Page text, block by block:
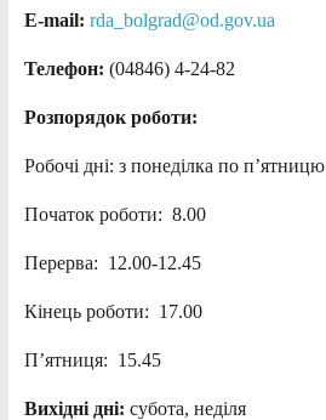
E-mail: rda_bolgrad@od.gov.ua
Телефон: (04846) 4-24-82
Розпорядок роботи:
Робочі дні: з понеділка по п’ятницю
Початок роботи: 8.00
Перерва: 12.00-12.45
Кінець роботи: 17.00
П’ятниця: 15.45
Вихідні дні: субота, неділя